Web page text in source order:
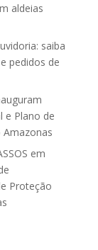
aldeias
saiba
pedidos de
e Plano de
em
Proteção